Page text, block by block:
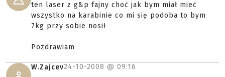
ten laser z g&p fajny choć jak bym miał mieć
wszystko na karabinie co mi się podoba to bym
7kg przy sobie nosił
Pozdrawiam
W.Zajcev24-10-2008 @ 09:16